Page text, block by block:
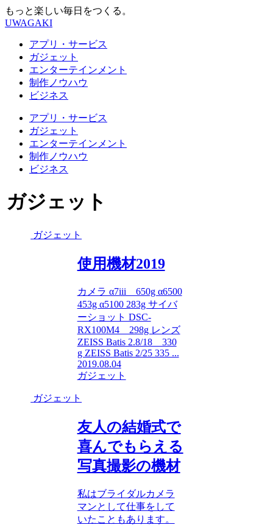
もっと楽しい毎日をつくる。
UWAGAKI
アプリ・サービス
ガジェット
エンターテインメント
制作ノウハウ
ビジネス
アプリ・サービス
ガジェット
エンターテインメント
制作ノウハウ
ビジネス
ガジェット
ガジェット
使用機材2019
カメラ α7iii 650g α6500
453g α5100 283g サイバ
ーショット DSC-
RX100M4 298g レンズ
ZEISS Batis 2.8/18 330
g ZEISS Batis 2/25 335 ...
2019.08.04
ガジェット
ガジェット
友人の結婚式で
喜んでもらえる
写真撮影の機材
私はブライダルカメラ
マンとして仕事をして
いたこともあります。